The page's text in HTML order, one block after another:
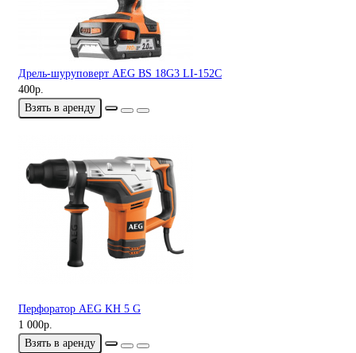
Дрель-шуруповерт AEG BS 18G3 LI-152C
400р.
Взять в аренду
Перфоратор AEG KH 5 G
1 000р.
Взять в аренду